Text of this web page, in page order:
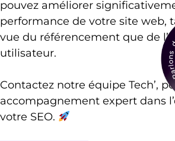
pouvez améliorer
performance de votre site web,
vue du référencement que de
utilisateur.
Contactez notre équipe Tech’,
accompagnement expert dans
votre SEO.